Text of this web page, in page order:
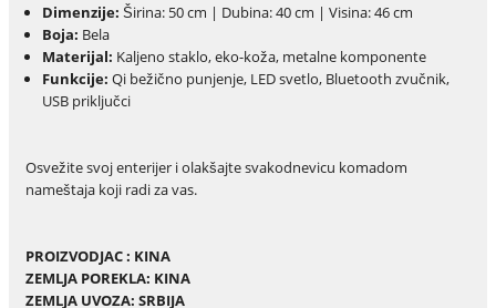
Dimenzije: Širina: 50 cm | Dubina: 40 cm | Visina: 46 cm
Boja: Bela
Materijal: Kaljeno staklo, eko-koža, metalne komponente
Funkcije: Qi bežično punjenje, LED svetlo, Bluetooth zvučnik,
USB priključci
Osvežite svoj enterijer i olakšajte svakodnevicu komadom
nameštaja koji radi za vas.
PROIZVODJAC : KINA
ZEMLJA POREKLA: KINA
ZEMLJA UVOZA: SRBIJA